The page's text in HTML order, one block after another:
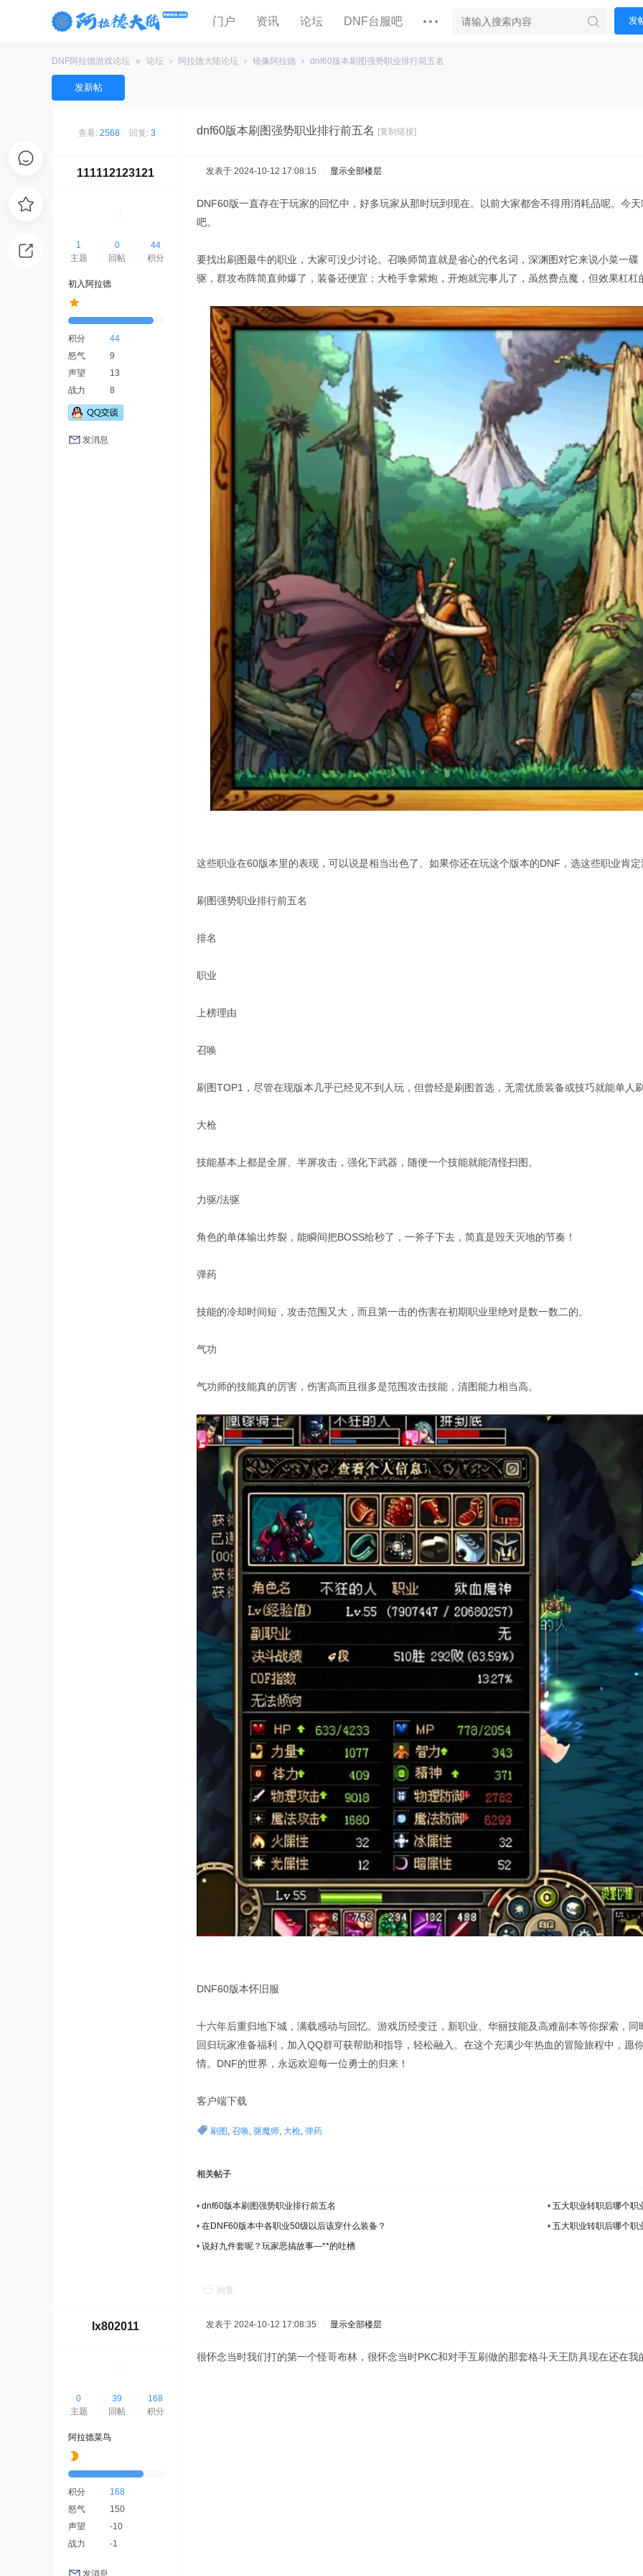
门户 资讯 论坛 DNF台服吧 发
DNF阿拉德游戏论坛 » 论坛 › 阿拉德大陆论坛 › 镜像阿拉德 › dnf60版本刷图强势职业排行前五名
发新帖
查看: 2568 回复: 3 dnf60版本刷图强势职业排行前五名 [复制链接]
111112123121
1
主题
0
回帖
44
积分
初入阿拉德
积分
44
怒气
9
声望
13
战力
8
发消息
发表于 2024-10-12 17:08:15 显示全部楼层
DNF60版一直存在于玩家的回忆中，好多玩家从那时玩到现在。以前大家都舍不得用消耗品呢。今
吧。
要找出刷图最牛的职业，大家可没少讨论。召唤师简直就是省心的代名词，深渊图对它来说小菜一
驱，群攻布阵简直帅爆了，装备还便宜；大枪手拿紫炮，开炮就完事儿了，虽然费点魔，但效果杠
这些职业在60版本里的表现，可以说是相当出色了。如果你还在玩这个版本的DNF，选这些职业肯
刷图强势职业排行前五名
排名
职业
上榜理由
召唤
刷图TOP1，尽管在现版本几乎已经见不到人玩，但曾经是刷图首选，无需优质装备或技巧就能单人
大枪
技能基本上都是全屏、半屏攻击，强化下武器，随便一个技能就能清怪扫图。
力驱/法驱
角色的单体输出炸裂，能瞬间把BOSS给秒了，一斧子下去，简直是毁天灭地的节奏！
弹药
技能的冷却时间短，攻击范围又大，而且第一击的伤害在初期职业里绝对是数一数二的。
气功
气功师的技能真的厉害，伤害高而且很多是范围攻击技能，清图能力相当高。
DNF60版本怀旧服
十六年后重归地下城，满载感动与回忆。游戏历经变迁，新职业、华丽技能及高难副本等你探索，
回归玩家准备福利，加入QQ群可获帮助和指导，轻松融入。在这个充满少年热血的冒险旅程中，愿
情。DNF的世界，永远欢迎每一位勇士的归来！
客户端下载
刷图 , 召唤, 驱魔师, 大枪, 弹药
相关帖子
• dnf60版本刷图强势职业排行前五名 • 五大职业转职后哪个职
• 在DNF60版本中各职业50级以后该穿什么装备？ • 五大职业转职后哪个职
• 说好九件套呢？玩家恶搞故事—**的吐槽
回复
lx802011
0
主题
39
回帖
168
积分
阿拉德菜鸟
积分
168
怒气
150
声望
-10
战力
-1
发消息
发表于 2024-10-12 17:08:35 显示全部楼层
很怀念当时我们打的第一个怪哥布林，很怀念当时PKC和对手互刷做的那套格斗天王防具现在还在我